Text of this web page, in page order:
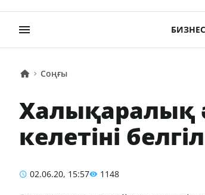
БИЗНЕС
Соңғы
Халықаралық
келетіні
02.06.20, 15:57 1148